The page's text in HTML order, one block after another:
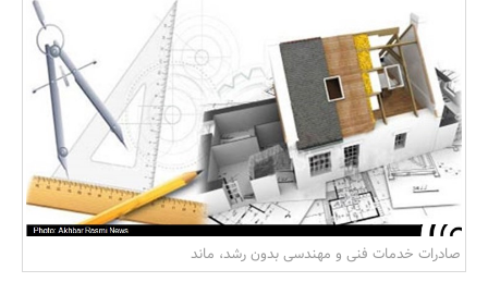
بانک، بیمه و سرمایه
مسکن و ساختمان
صادرات خدمات فنی و مهندسی بدون رشد، ماند